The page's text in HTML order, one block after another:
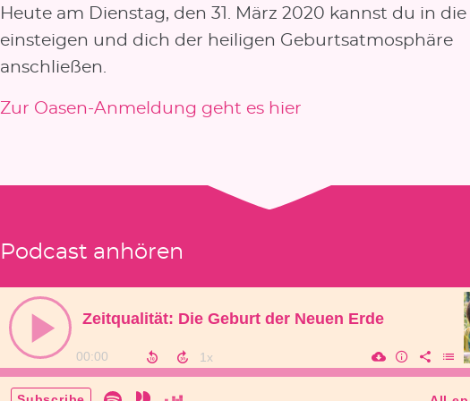
Heute am Dienstag, den 31. März 2020 kannst du in die
einsteigen und dich der heiligen Geburtsatmosphäre
anschließen.
Zur Oasen-Anmeldung geht es hier
Podcast anhören